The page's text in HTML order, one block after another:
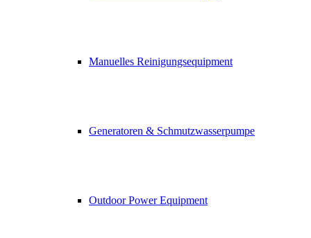
Manuelles Reinigungsequipment
Generatoren & Schmutzwasserpumpe
Outdoor Power Equipment